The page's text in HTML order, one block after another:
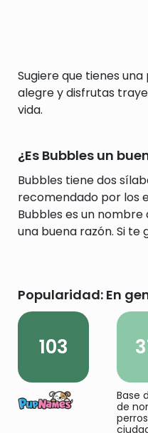
Sugiere que tienes
alegre y disfrutas
vida.
¿Es Bubbles un
Bubbles tiene dos
recomendado por los
Bubbles es un
una buena razón. Si te
Popularidad: En
103
Base
de